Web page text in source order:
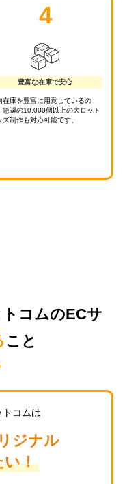
4
豊富な在庫で安心
在庫を豊富に用意しているの
急遽の10,000個以上の大ロット
ズ制作も対応可能です。
コムのECサ
こと
コムは
ジナル
い！